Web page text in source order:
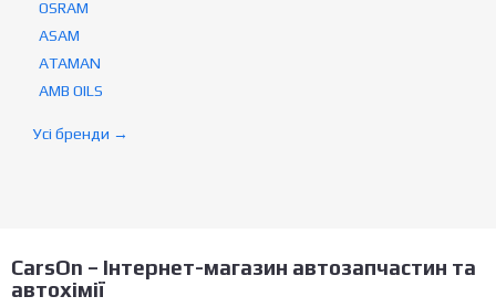
OSRAM
ASAM
ATAMAN
AMB OILS
Усі бренди →
СarsOn – Інтернет-магазин автозапчастин та
автохімії